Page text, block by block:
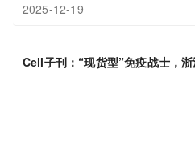
2025-12-19
Cell子刊：“现货型”免疫战士，